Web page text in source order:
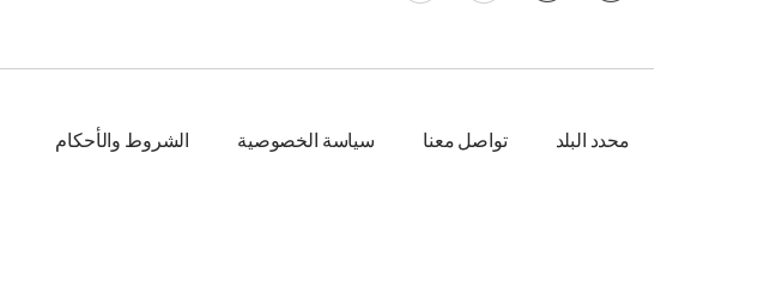
محدد البلد تواصل معنا سياسة الخصوصية الشروط والأحكام